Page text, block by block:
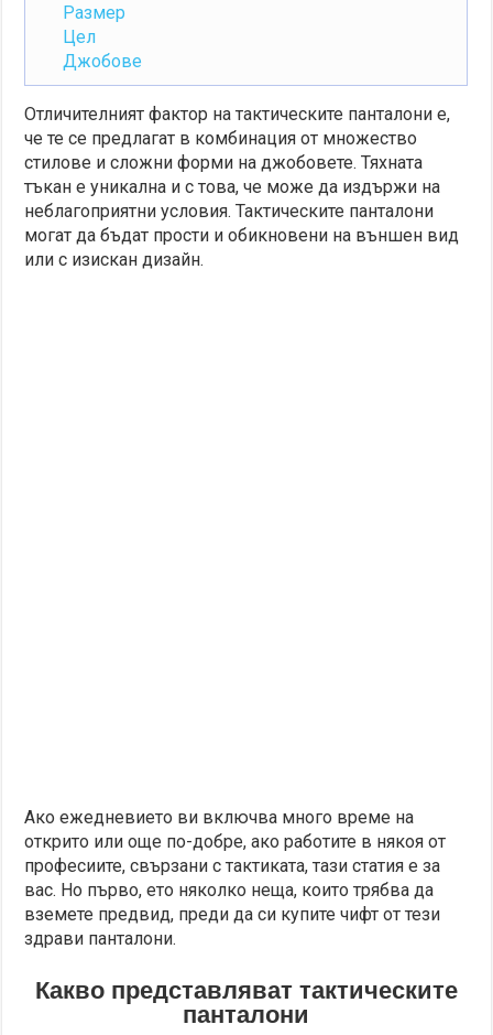
Размер
Цел
Джобове
Отличителният фактор на тактическите панталони е,
че те се предлагат в комбинация от множество
стилове и сложни форми на джобовете. Тяхната
тъкан е уникална и с това, че може да издържи на
неблагоприятни условия. Тактическите панталони
могат да бъдат прости и обикновени на външен вид
или с изискан дизайн.
Ако ежедневието ви включва много време на
открито или още по-добре, ако работите в някоя от
професиите, свързани с тактиката, тази статия е за
вас. Но първо, ето няколко неща, които трябва да
вземете предвид, преди да си купите чифт от тези
здрави панталони.
Какво представляват тактическите
панталони